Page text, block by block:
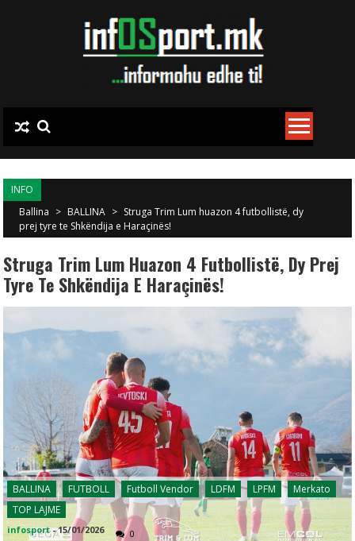
INFO
Ballina > BALLINA > Struga Trim Lum huazon 4 futbollistë, dy
prej tyre te Shkëndija e Haraçinës!
Struga Trim Lum Huazon 4 Futbollistë, Dy Prej
Tyre Te Shkëndija E Haraçinës!
BALLINA FUTBOLL Futboll Vendor LDFM LPFM
Merkato
TOP LAJME
infosport -15/01/2026 0